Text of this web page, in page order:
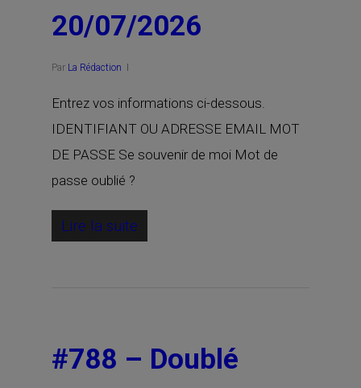
20/07/2026
Par La Rédaction
Entrez vos informations ci-dessous.
IDENTIFIANT OU ADRESSE EMAIL MOT
DE PASSE Se souvenir de moi Mot de
passe oublié ?
Lire la suite
#788 – Doublé